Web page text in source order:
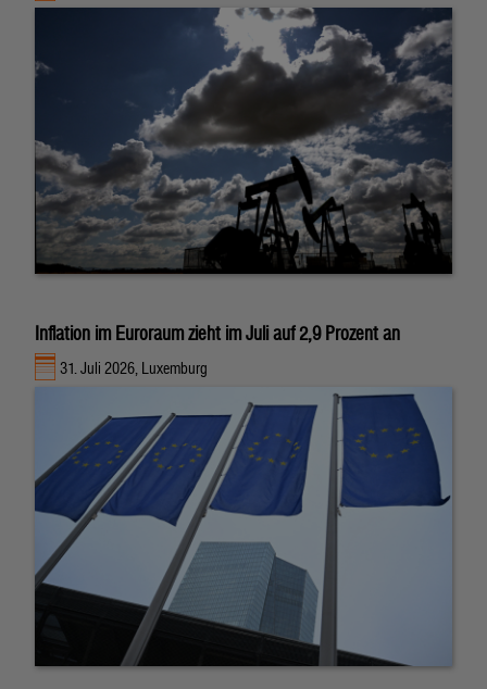
Inflation im Euroraum zieht im Juli auf 2,9 Prozent an
31. Juli 2026, Luxemburg